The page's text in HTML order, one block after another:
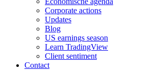
Corporate actions
Updates
Blog
US earnings season
Learn TradingView
Client sentiment
Contact